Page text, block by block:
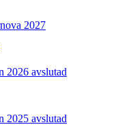
2027
2026 avslutad
2025 avslutad